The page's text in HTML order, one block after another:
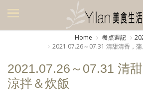
美食集
廚房集
旅遊集
Home 餐桌週記
2021.07.26～07.31 清甜清香，
2021.07.26～07.31 清
涼拌＆炊飯